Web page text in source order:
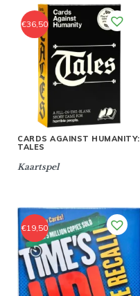
CARDS AGAINST HUMANITY:
TALES
Kaartspel
€36,50
€19,50